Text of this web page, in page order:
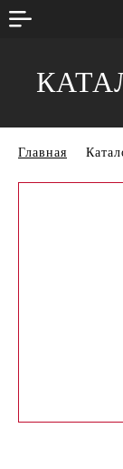
Главная